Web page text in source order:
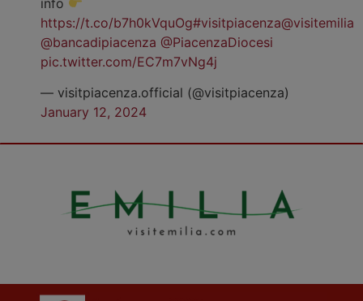
https://t.co/b7h0kVquOg#visitpiacenza@visitemilia
@bancadipiacenza @PiacenzaDiocesi
pic.twitter.com/EC7m7vNg4j
— visitpiacenza.official (@visitpiacenza)
January 12, 2024